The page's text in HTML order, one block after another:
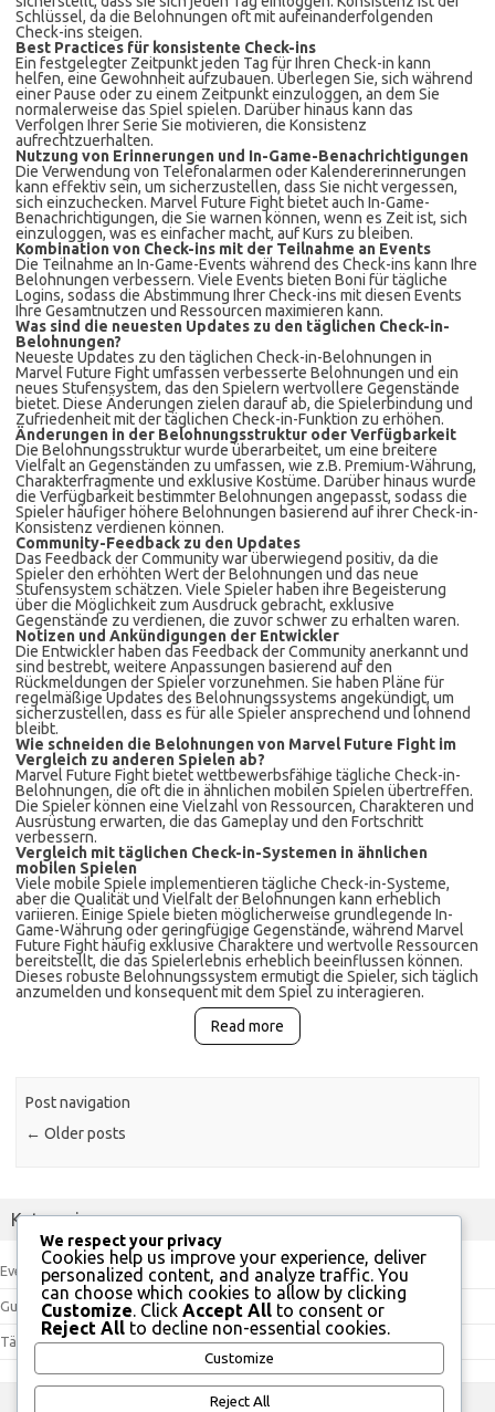
Schlüssel, da die Belohnungen oft mit aufeinanderfolgenden
Check-ins steigen.
Best Practices für konsistente Check-ins
Ein festgelegter Zeitpunkt jeden Tag für Ihren Check-in kann
helfen, eine Gewohnheit aufzubauen. Überlegen Sie, sich während
einer Pause oder zu einem Zeitpunkt einzuloggen, an dem Sie
normalerweise das Spiel spielen. Darüber hinaus kann das
Verfolgen Ihrer Serie Sie motivieren, die Konsistenz
aufrechtzuerhalten.
Nutzung von Erinnerungen und In-Game-Benachrichtigungen
Die Verwendung von Telefonalarmen oder Kalendererinnerungen
kann effektiv sein, um sicherzustellen, dass Sie nicht vergessen,
sich einzuchecken. Marvel Future Fight bietet auch In-Game-
Benachrichtigungen, die Sie warnen können, wenn es Zeit ist, sich
einzuloggen, was es einfacher macht, auf Kurs zu bleiben.
Kombination von Check-ins mit der Teilnahme an Events
Die Teilnahme an In-Game-Events während des Check-ins kann Ihre
Belohnungen verbessern. Viele Events bieten Boni für tägliche
Logins, sodass die Abstimmung Ihrer Check-ins mit diesen Events
Ihre Gesamtnutzen und Ressourcen maximieren kann.
Was sind die neuesten Updates zu den täglichen Check-in-
Belohnungen?
Neueste Updates zu den täglichen Check-in-Belohnungen in
Marvel Future Fight umfassen verbesserte Belohnungen und ein
neues Stufensystem, das den Spielern wertvollere Gegenstände
bietet. Diese Änderungen zielen darauf ab, die Spielerbindung und
Zufriedenheit mit der täglichen Check-in-Funktion zu erhöhen.
Änderungen in der Belohnungsstruktur oder Verfügbarkeit
Die Belohnungsstruktur wurde überarbeitet, um eine breitere
Vielfalt an Gegenständen zu umfassen, wie z.B. Premium-Währung,
Charakterfragmente und exklusive Kostüme. Darüber hinaus wurde
die Verfügbarkeit bestimmter Belohnungen angepasst, sodass die
Spieler häufiger höhere Belohnungen basierend auf ihrer Check-in-
Konsistenz verdienen können.
Community-Feedback zu den Updates
Das Feedback der Community war überwiegend positiv, da die
Spieler den erhöhten Wert der Belohnungen und das neue
Stufensystem schätzen. Viele Spieler haben ihre Begeisterung
über die Möglichkeit zum Ausdruck gebracht, exklusive
Gegenstände zu verdienen, die zuvor schwer zu erhalten waren.
Notizen und Ankündigungen der Entwickler
Die Entwickler haben das Feedback der Community anerkannt und
sind bestrebt, weitere Anpassungen basierend auf den
Rückmeldungen der Spieler vorzunehmen. Sie haben Pläne für
regelmäßige Updates des Belohnungssystems angekündigt, um
sicherzustellen, dass es für alle Spieler ansprechend und lohnend
bleibt.
Wie schneiden die Belohnungen von Marvel Future Fight im
Vergleich zu anderen Spielen ab?
Marvel Future Fight bietet wettbewerbsfähige tägliche Check-in-
Belohnungen, die oft die in ähnlichen mobilen Spielen übertreffen.
Die Spieler können eine Vielzahl von Ressourcen, Charakteren und
Ausrüstung erwarten, die das Gameplay und den Fortschritt
verbessern.
Vergleich mit täglichen Check-in-Systemen in ähnlichen
mobilen Spielen
Viele mobile Spiele implementieren tägliche Check-in-Systeme,
aber die Qualität und Vielfalt der Belohnungen kann erheblich
variieren. Einige Spiele bieten möglicherweise grundlegende In-
Game-Währung oder geringfügige Gegenstände, während Marvel
Future Fight häufig exklusive Charaktere und wertvolle Ressourcen
bereitstellt, die das Spielerlebnis erheblich beeinflussen können.
Dieses robuste Belohnungssystem ermutigt die Spieler, sich täglich
anzumelden und konsequent mit dem Spiel zu interagieren.
Read more
Post navigation
← Older posts
Kategorien
Event-Token-Shop-Preise für Marvel Future Fight
Gutscheincodes für Marvel Future Fight
Tägliche Check-In Belohnungen für Marvel Future Fight
We respect your privacy
Cookies help us improve your experience, deliver
personalized content, and analyze traffic. You
can choose which cookies to allow by clicking
Customize. Click Accept All to consent or
Reject All to decline non-essential cookies.
Customize
Reject All